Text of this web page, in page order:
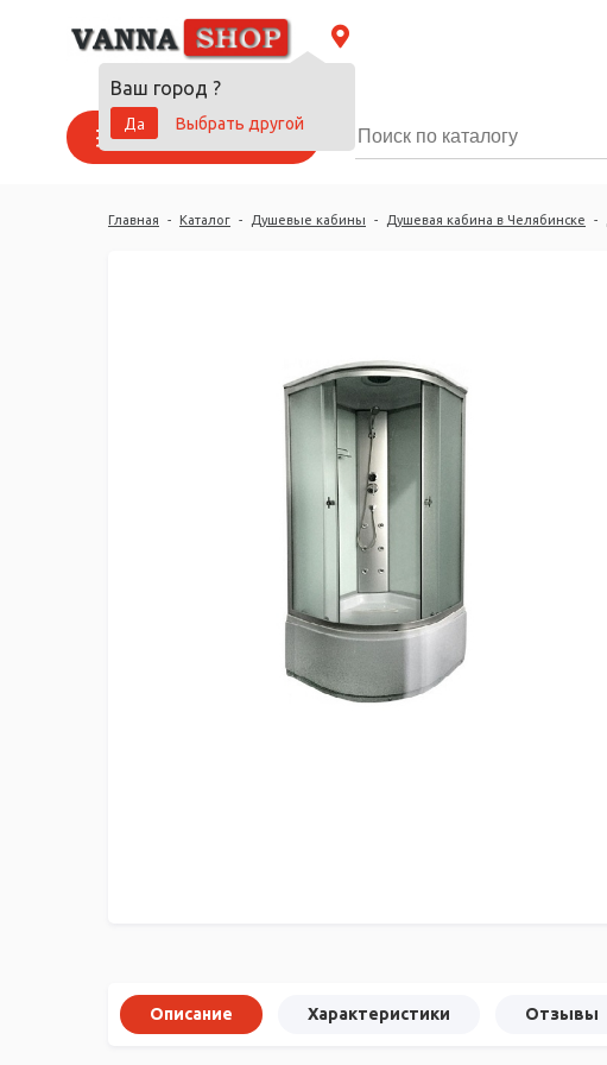
Ваш город ?
Да
Выбрать другой
Каталог товаров
Главная - Каталог - Душевые кабины - Душевая кабина в Челябинске -
Описание Характеристики Отзывы